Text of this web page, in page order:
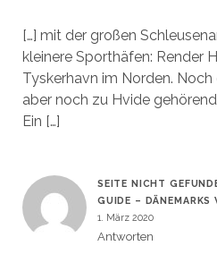
[…] mit der großen
kleinere Sporthäfen: Render
Tyskerhavn im Norden.
aber noch zu Hvide
Ein […]
SEITE NICHT
GUIDE – DÄNEMARKS
1. März 2020
Antworten